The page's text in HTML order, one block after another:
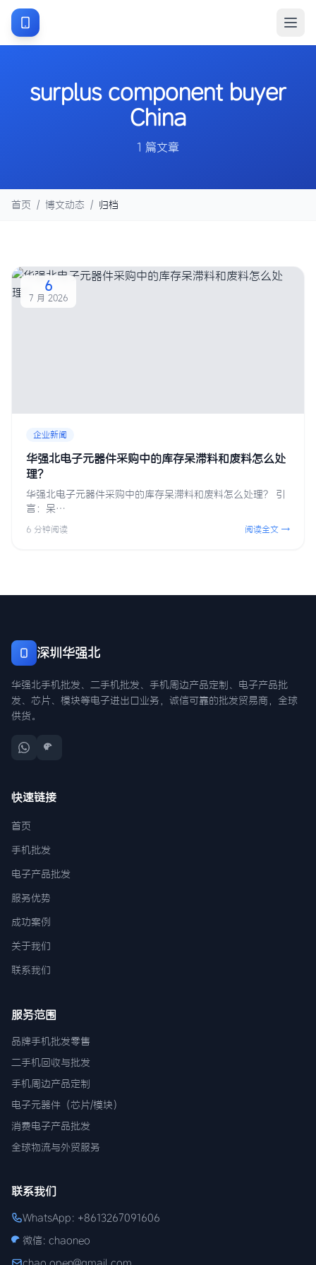
surplus component buyer
China
1 篇文章
首页 / 博文动态 / 归档
6
7 月 2026
企业新闻
华强北电子元器件采购中的库存呆滞料和废料怎么处
理？
华强北电子元器件采购中的库存呆滞料和废料怎么处理？ 引
言：呆…
6 分钟阅读 阅读全文 →
深圳华强北
华强北手机批发、二手机批发、手机周边产品定制、电子产品批
发、芯片、模块等电子进出口业务，诚信可靠的批发贸易商，全球
供货。
快速链接
首页
手机批发
电子产品批发
服务优势
成功案例
关于我们
联系我们
服务范围
品牌手机批发零售
二手机回收与批发
手机周边产品定制
电子元器件（芯片/模块）
消费电子产品批发
全球物流与外贸服务
联系我们
WhatsApp: +8613267091606
微信: chaoneo